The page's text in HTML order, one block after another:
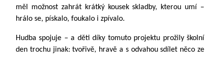
měl možnost zahrát krátký kousek skladby, kterou umí –
hrálo se, pískalo, foukalo i zpívalo.
Hudba spojuje – a děti díky tomuto projektu prožily školní
den trochu jinak: tvořivě, hravě a s odvahou sdílet něco ze